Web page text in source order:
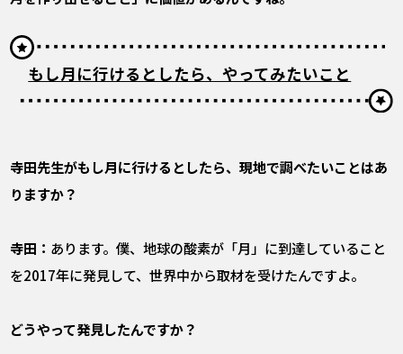
もし月に行けるとしたら、やってみたいこと
――寺田先生がもし月に行けるとしたら、現地で調べたいことはあ
りますか？
寺田： あります。僕、地球の酸素が「月」に到達していること
を2017年に発見して、世界中から取材を受けたんですよ。
――どうやって発見したんですか？